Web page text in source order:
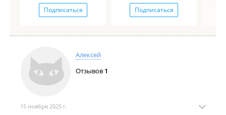
Подписаться Подписаться
Алексей
Отзывов 1
15 ноября 2025 г.